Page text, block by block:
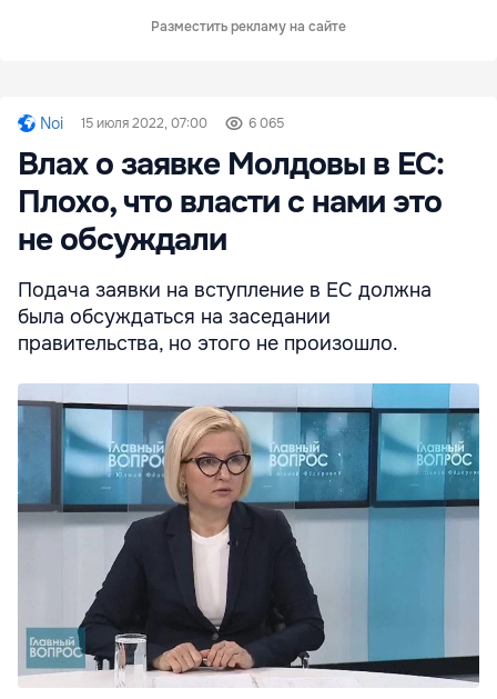
Разместить рекламу на сайте
Noi 15 июля 2022, 07:00 6 065
Влах о заявке Молдовы в ЕС:
Плохо, что власти с нами это
не обсуждали
Подача заявки на вступление в ЕС должна
была обсуждаться на заседании
правительства, но этого не произошло.